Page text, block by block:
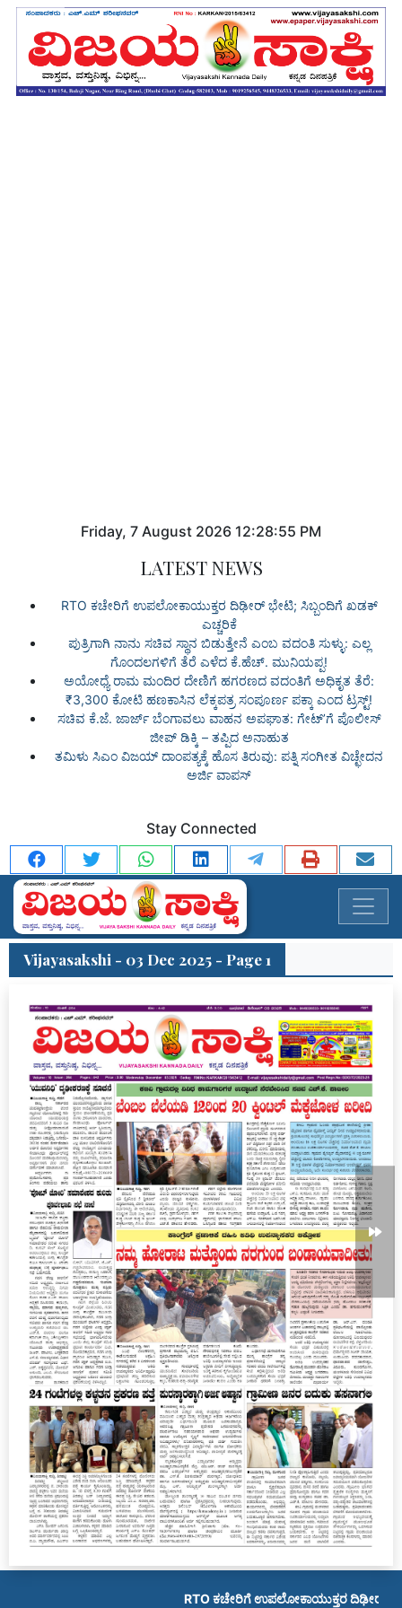
Friday, 7 August 2026 12:28:55 PM
LATEST NEWS
RTO ಕಚೇರಿಗೆ ಉಪಲೋಕಾಯುಕ್ತರ ದಿಢೀರ್ ಭೇಟಿ; ಸಿಬ್ಬಂದಿಗೆ ಖಡಕ್
ಎಚ್ಚರಿಕೆ
ಪುತ್ರಿಗಾಗಿ ನಾನು ಸಚಿವ ಸ್ಥಾನ ಬಿಡುತ್ತೇನೆ ಎಂಬ ವದಂತಿ ಸುಳ್ಳು: ಎಲ್ಲ
ಗೊಂದಲಗಳಿಗೆ ತೆರೆ ಎಳೆದ ಕೆ.ಹೆಚ್. ಮುನಿಯಪ್ಪ!
ಅಯೋಧ್ಯೆ ರಾಮ ಮಂದಿರ ದೇಣಿಗೆ ಹಗರಣದ ವದಂತಿಗೆ ಅಧಿಕೃತ ತೆರೆ:
₹3,300 ಕೋಟಿ ಹಣಕಾಸಿನ ಲೆಕ್ಕಪತ್ರ ಸಂಪೂರ್ಣ ಪಕ್ಕಾ ಎಂದ ಟ್ರಸ್ಟ್!
ಸಚಿವ ಕೆ.ಜೆ. ಜಾರ್ಜ್ ಬೆಂಗಾವಲು ವಾಹನ ಅಪಘಾತ: ಗೇಟ್ʼಗೆ ಪೊಲೀಸ್
ಜೀಪ್ ಡಿಕ್ಕಿ – ತಪ್ಪಿದ ಅನಾಹುತ
ತಮಿಳು ಸಿಎಂ ವಿಜಯ್ ದಾಂಪತ್ಯಕ್ಕೆ ಹೊಸ ತಿರುವು: ಪತ್ನಿ ಸಂಗೀತ ವಿಚ್ಛೇದನ
ಅರ್ಜಿ ವಾಪಸ್
Stay Connected
Vijayasakshi - 03 Dec 2025 - Page 1
RTO ಕಚೇರಿಗೆ ಉಪಲೋಕಾಯುಕ್ತರ ದಿಢೀರ್